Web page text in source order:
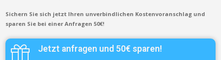
Sichern Sie sich jetzt Ihren unverbindlichen Kostenvoranschlag und
sparen Sie bei einer Anfragen 50€!
Jetzt anfragen und 50€ sparen!